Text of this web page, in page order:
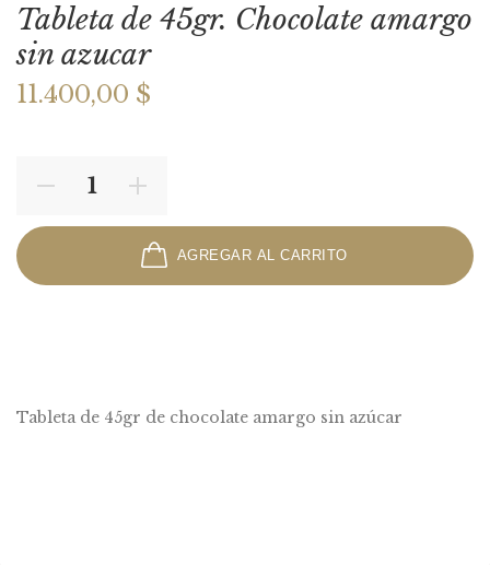
Tableta de 45gr. Chocolate amargo
sin azucar
11.400,00 $
AGREGAR AL CARRITO
Tableta de 45gr de chocolate amargo sin azúcar